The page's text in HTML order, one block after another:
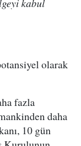
olarak
fazla
daha
10 gün